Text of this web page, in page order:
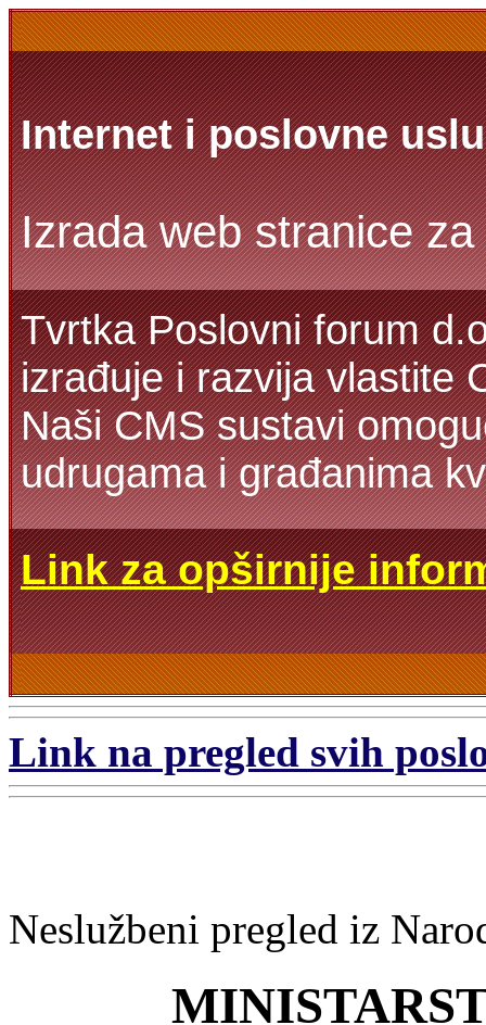
Internet i poslovne
Izrada web stranice
Tvrtka Poslovni forum
izrađuje i razvija vlastite
Naši CMS sustavi
udrugama i građanima
Link za opširnije
Link na pregled svih
Neslužbeni pregled iz